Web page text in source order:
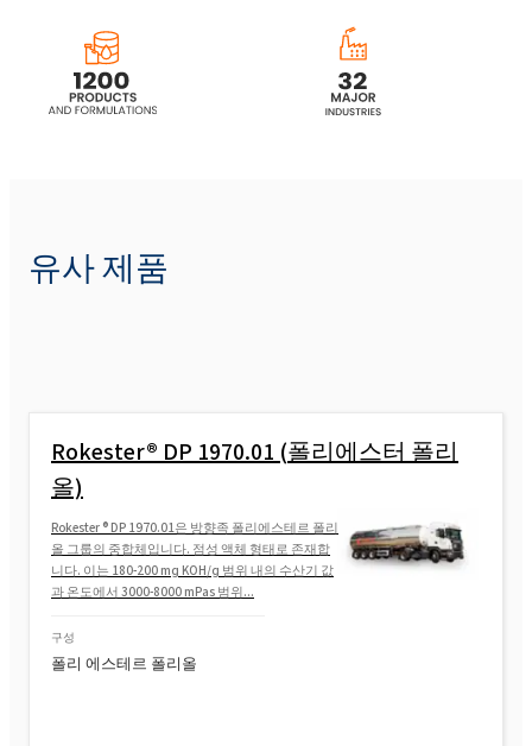
유사 제품
Rokester® DP 1970.01 (폴리에스터 폴리
올)
Rokester ® DP 1970.01은 방향족 폴리에스테르 폴리
올 그룹의 중합체입니다. 점성 액체 형태로 존재합
니다. 이는 180-200 mg KOH/g 범위 내의 수산기 값
과 온도에서 3000-8000 mPas 범위...
구성
폴리 에스테르 폴리올